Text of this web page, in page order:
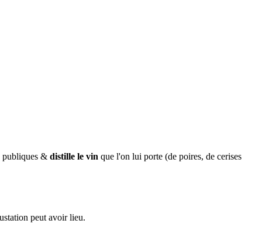
publiques & distille le vin que l'on lui porte (de poires, de cerises
peut avoir lieu.